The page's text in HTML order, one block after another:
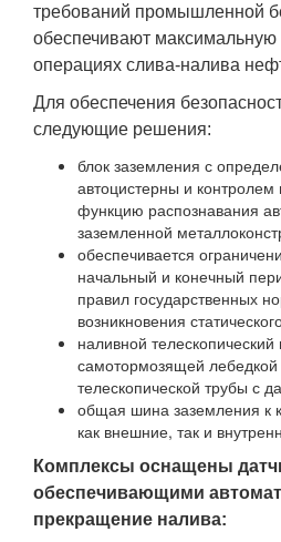
требований промышленной
обеспечивают максимальную
операциях слива-налива
Для обеспечения
следующие решения:
блок заземления с
автоцистерны и
функцию распознавания
заземленной
обеспечивается
начальный и конечный
правил государственных
возникновения
наливной
самотормозящей
телескопической трубы с
общая шина заземления к
как внешние, так и
Комплексы оснащены
обеспечивающими
прекращение налива: